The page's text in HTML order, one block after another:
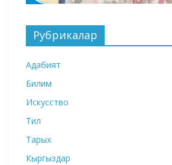
Рубрикалар
Адабият
Билим
Искусство
Тил
Тарых
Кыргыздар